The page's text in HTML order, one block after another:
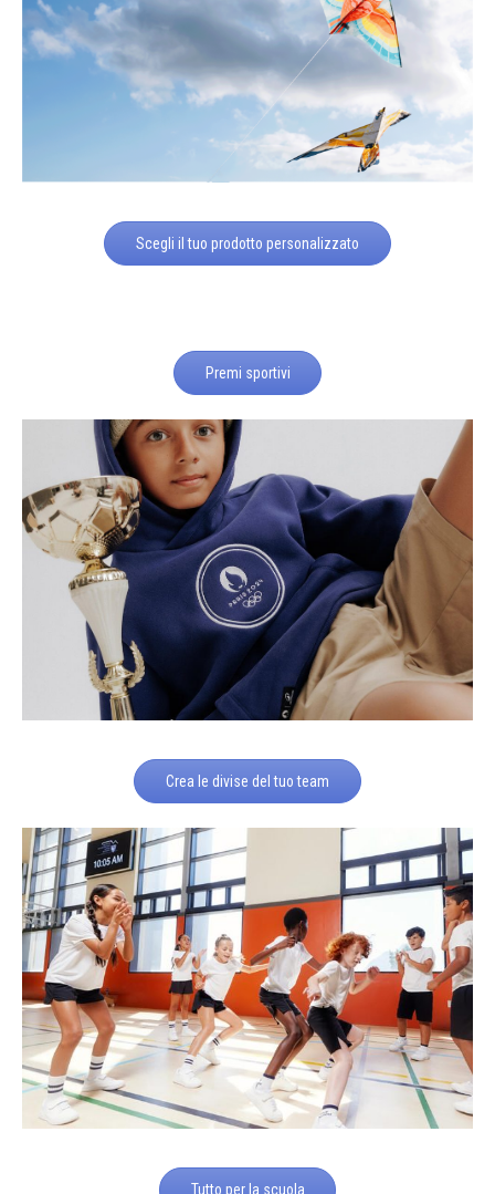
Scegli il tuo prodotto personalizzato
Premi sportivi
Crea le divise del tuo team
Tutto per la scuola